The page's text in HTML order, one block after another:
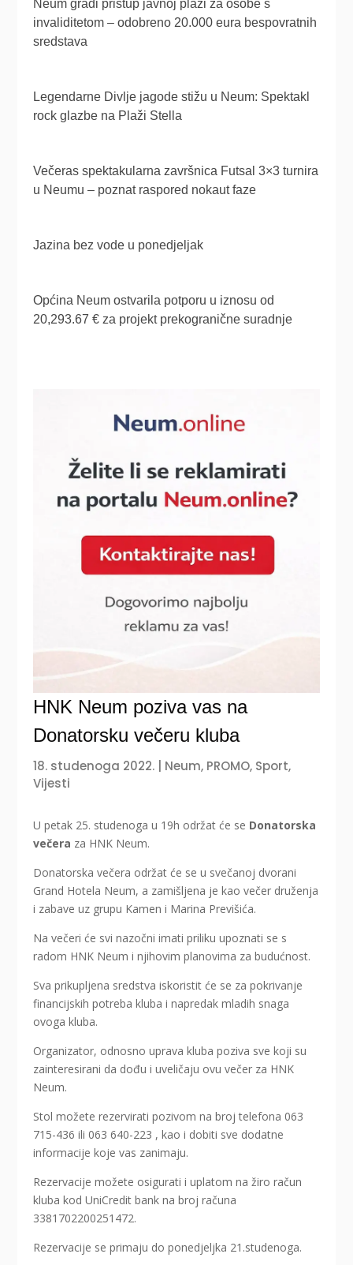
HNK Neum poziva vas na
Donatorsku večeru kluba
18. studenoga 2022. Neum, PROMO, Sport,
Vijesti
U petak 25. studenoga u 19h održat će se Donatorska
večera za HNK Neum.
Donatorska večera održat će se u svečanoj dvorani
Grand Hotela Neum, a zamišljena je kao večer druženja
i zabave uz grupu Kamen i Marina Previšića.
Na večeri će svi nazočni imati priliku upoznati se s
radom HNK Neum i njihovim planovima za budućnost.
Sva prikupljena sredstva iskoristit će se za pokrivanje
financijskih potreba kluba i napredak mladih snaga
ovoga kluba.
Organizator, odnosno uprava kluba poziva sve koji su
zainteresirani da dođu i uveličaju ovu večer za HNK
Neum.
Stol možete rezervirati pozivom na broj telefona 063
715-436 ili 063 640-223 , kao i dobiti sve dodatne
informacije koje vas zanimaju.
Rezervacije možete osigurati i uplatom na žiro račun
kluba kod UniCredit bank na broj računa
3381702200251472.
Rezervacije se primaju do ponedjeljka 21.studenoga.
Neum gradi pristup javnoj plaži za osobe s
invaliditetom – odobreno 20.000 eura bespovratnih
sredstava
Legendarne Divlje jagode stižu u Neum: Spektakl
rock glazbe na Plaži Stella
Večeras spektakularna završnica Futsal 3×3 turnira
u Neumu – poznat raspored nokaut faze
Jazina bez vode u ponedjeljak
Općina Neum ostvarila potporu u iznosu od
20,293.67 € za projekt prekogranične suradnje